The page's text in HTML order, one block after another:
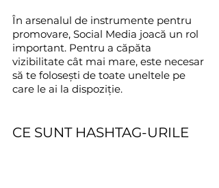
În arsenalul de instrumente pentru
promovare, Social Media joacă un rol
important. Pentru a căpăta
vizibilitate cât mai mare, este necesar
să te folosești de toate uneltele pe
care le ai la dispoziție.
CE SUNT HASHTAG-URILE